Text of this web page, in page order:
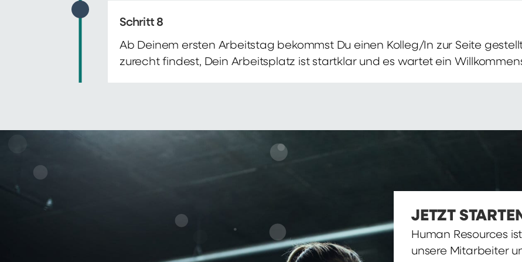
Schritt 8
Ab Deinem ersten Arbeitstag bekommst Du einen Kolleg/In zur Seite
zurecht findest, Dein Arbeitsplatz ist startklar und es wartet ein
JETZT
Human Resources
unsere Mitarbeiter